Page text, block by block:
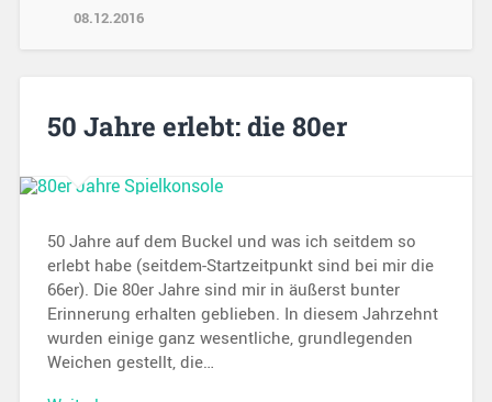
08.12.2016
50 Jahre erlebt: die 80er
50 Jahre auf dem Buckel und was ich seitdem so
erlebt habe (seitdem-Startzeitpunkt sind bei mir die
66er). Die 80er Jahre sind mir in äußerst bunter
Erinnerung erhalten geblieben. In diesem Jahrzehnt
wurden einige ganz wesentliche, grundlegenden
Weichen gestellt, die…